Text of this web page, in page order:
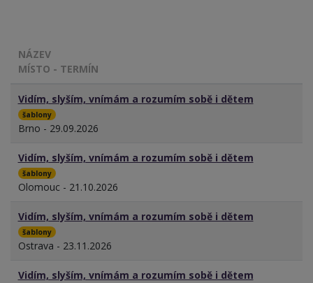
NÁZEV
MÍSTO - TERMÍN
Vidím, slyším, vnímám a rozumím sobě i dětem
šablony
Brno - 29.09.2026
Vidím, slyším, vnímám a rozumím sobě i dětem
šablony
Olomouc - 21.10.2026
Vidím, slyším, vnímám a rozumím sobě i dětem
šablony
Ostrava - 23.11.2026
Vidím, slyším, vnímám a rozumím sobě i dětem